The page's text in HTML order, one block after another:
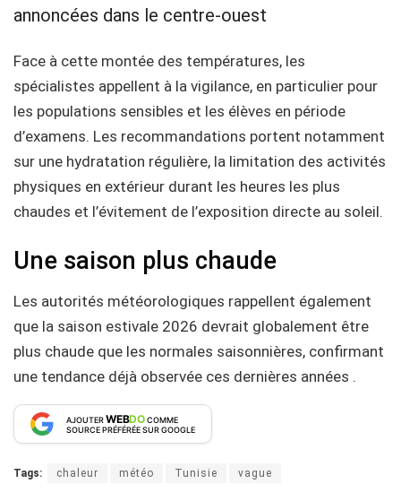
annoncées dans le centre-ouest
Face à cette montée des températures, les
spécialistes appellent à la vigilance, en particulier pour
les populations sensibles et les élèves en période
d’examens. Les recommandations portent notamment
sur une hydratation régulière, la limitation des activités
physiques en extérieur durant les heures les plus
chaudes et l’évitement de l’exposition directe au soleil.
Une saison plus chaude
Les autorités météorologiques rappellent également
que la saison estivale 2026 devrait globalement être
plus chaude que les normales saisonnières, confirmant
une tendance déjà observée ces dernières années .
AJOUTERWEBDOCOMME
SOURCE PRÉFÉRÉE SUR GOOGLE
Tags: chaleur météo Tunisie vague